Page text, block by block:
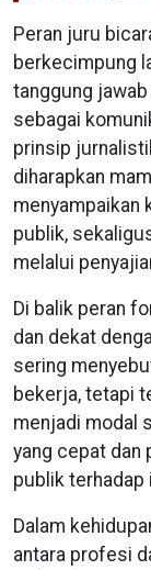
Peran juru
berkecimpung
tanggung
sebagai
prinsip
diharapkan
menyampaikan
publik,
melalui
Di balik peran
dan dekat
sering
bekerja, tetapi
menjadi modal
yang cepat dan
publik
Dalam
antara profesi